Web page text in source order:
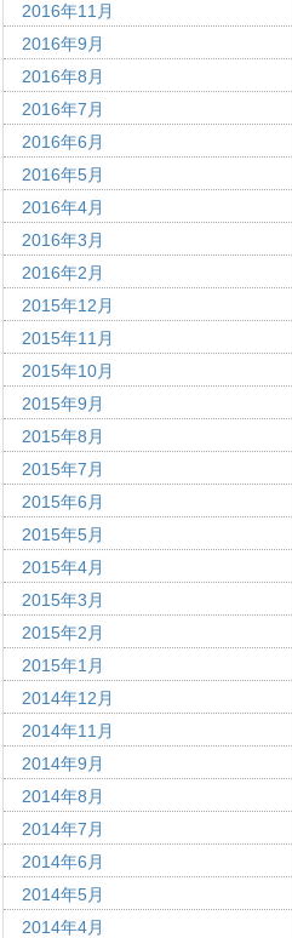
2016年11月
2016年9月
2016年8月
2016年7月
2016年6月
2016年5月
2016年4月
2016年3月
2016年2月
2015年12月
2015年11月
2015年10月
2015年9月
2015年8月
2015年7月
2015年6月
2015年5月
2015年4月
2015年3月
2015年2月
2015年1月
2014年12月
2014年11月
2014年9月
2014年8月
2014年7月
2014年6月
2014年5月
2014年4月